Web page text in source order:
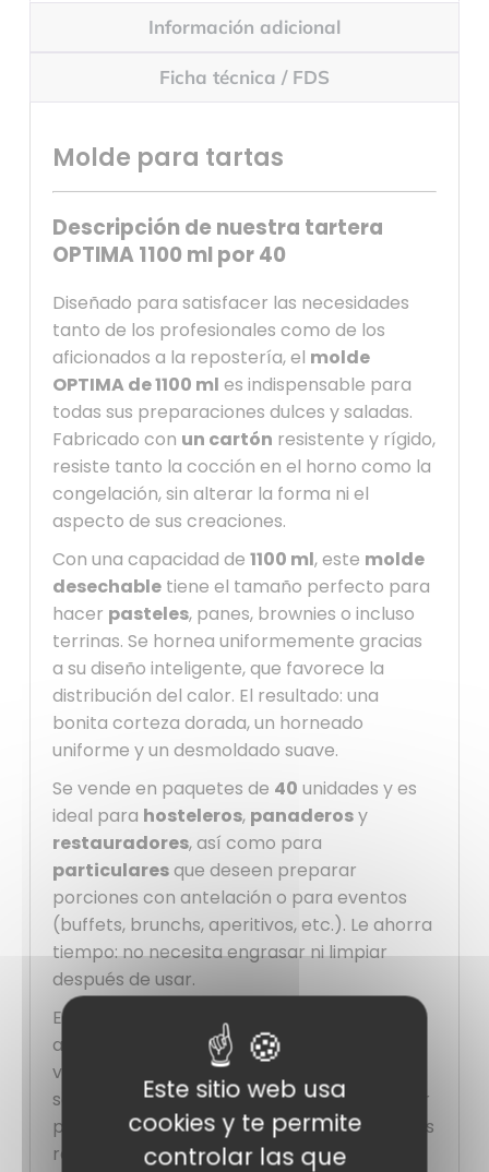
Información adicional
Ficha técnica / FDS
Molde para tartas
Descripción de nuestra tartera
OPTIMA 1100 ml por 40
Diseñado para satisfacer las necesidades
tanto de los profesionales como de los
aficionados a la repostería, el molde
OPTIMA de 1100 ml es indispensable para
todas sus preparaciones dulces y saladas.
Fabricado con un cartón resistente y rígido,
resiste tanto la cocción en el horno como la
congelación, sin alterar la forma ni el
aspecto de sus creaciones.
Con una capacidad de 1100 ml, este molde
desechabletiene el tamaño perfecto para
hacer pasteles, panes, brownies o incluso
terrinas. Se hornea uniformemente gracias
a su diseño inteligente, que favorece la
distribución del calor. El resultado: una
bonita corteza dorada, un horneado
uniforme y un desmoldado suave.
Se vende en paquetes de 40 unidades y es
ideal para hosteleros, panaderosy
restauradores, así como para
particularesque deseen preparar
porciones con antelación o para eventos
(buffets, brunchs, aperitivos, etc.). Le ahorra
tiempo: no necesita engrasar ni limpiar
después de usar.
Este
molde para tartas
ayuda práctica, sobre todo si trabaja en
volumen o en un evento. Además, su diseño
sobrio y profesional se adaptará a cualquier
presentación, desde la más sencilla a la más
refinada.
Este sitio web usa
cookies y te permite
controlar las que